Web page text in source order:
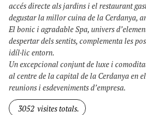
accés directe als jardins i el restaurant
degustar la millor cuina de la Cerdanya,
El bonic i agradable Spa, univers
despertar dels sentits, complementa les
idíl·lic entorn.
Un excepcional conjunt de luxe i
al centre de la capital de la Cerdanya en
reunions i esdeveniments d’empresa.
3052 visites totals.